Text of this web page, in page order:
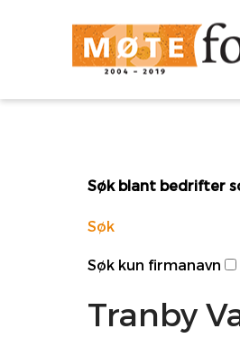
Søk blant bedrifter
Søk
Søk kun firmanavn
Tranby